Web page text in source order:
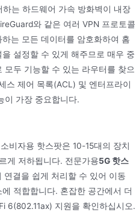
는 하드웨어 가속 방화벽이 내장
와 같은 여러 VPN 프로토콜
는 모든 데이터를 암호화하여 홈
설정할 수 있게 해주므로 매우 중
모두 기능할 수 있는 라우터를 찾으
스 제어 목록(ACL) 및 엔터프라이
이 가장 중요합니다.
비자용 핫스팟은 10-15대의 장치
게 저하됩니다. 전문가용5G 핫스
결을 쉽게 처리할 수 있어 이동
적합합니다. 혼잡한 공간에서 더
6(802.11ax) 지원을 확인하십시오.